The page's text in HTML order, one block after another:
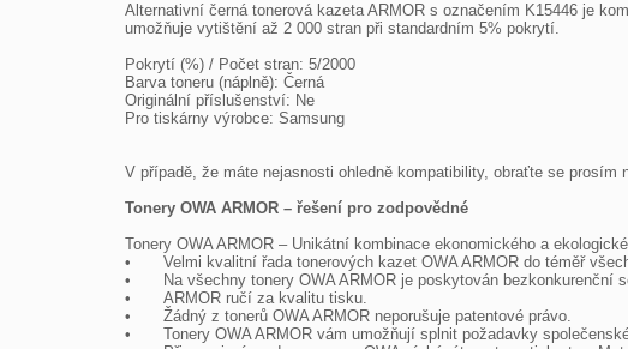
Alternativní černá tonerová kazeta ARMOR s označením K15446 je
umožňuje vytištění až 2 000 stran při standardním 5% pokrytí.
Pokrytí (%) / Počet stran: 5/2000
Barva toneru (náplně): Černá
Originální příslušenství: Ne
Pro tiskárny výrobce: Samsung
V případě, že máte nejasnosti ohledně kompatibility, obraťte se prosím
Tonery OWA ARMOR – řešení pro zodpovědné
Tonery OWA ARMOR – Unikátní kombinace ekonomického a
•	Velmi kvalitní řada tonerových kazet OWA ARMOR do téměř všech tiskáren na trhu.
•	Na všechny tonery OWA ARMOR je poskytován bezkonkurenční servis v podobě doživotní záruky na kazety, převzetí záruky za nové tiskárny a zpětný odběr kazet.
•	ARMOR ručí za kvalitu tisku.
•	Žádný z tonerů OWA ARMOR neporušuje patentové právo.
•	Tonery OWA ARMOR vám umožňují splnit požadavky společenské odpovědnosti firem (CSR) v oblasti ochrany životního prostředí.